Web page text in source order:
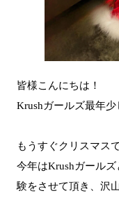
皆様こんにちは！
Krushガールズ最年
もうすぐクリスマス
今年はKrushガール
験をさせて頂き、沢